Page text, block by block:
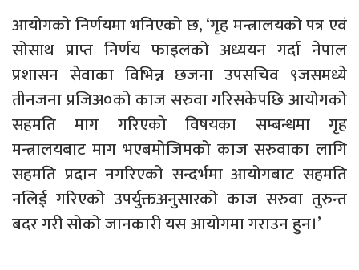
आयोगको निर्णयमा भनिएको छ, ‘गृह मन्त्रालयको पत्र एवं
सोसाथ प्राप्त निर्णय फाइलको अध्ययन गर्दा नेपाल
प्रशासन सेवाका विभिन्न छजना उपसचिव ९जसमध्ये
तीनजना प्रजिअ०को काज सरुवा गरिसकेपछि आयोगको
सहमति माग गरिएको विषयका सम्बन्धमा गृह
मन्त्रालयबाट माग भएबमोजिमको काज सरुवाका लागि
सहमति प्रदान नगरिएको सन्दर्भमा आयोगबाट सहमति
नलिई गरिएको उपर्युक्तअनुसारको काज सरुवा तुरुन्त
बदर गरी सोको जानकारी यस आयोगमा गराउन हुन।’